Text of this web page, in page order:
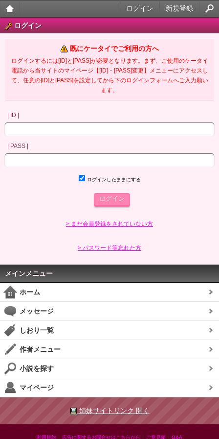
大人
ータ
イ官
新規登録
ログイン
ログイン
既にケータイでご利用の方へ
ログインするには[ID]と[PASS]が必要となります。まず、ご使用のケータイ
電話から当サイトのマイページ【[ID]・[PASS]変更】メニューにアクセスし
て、任意の[ID]と[PASS]を設定してから下のログインフォームへご入力願い
ます。
| ID |
| PASS |
ログインしたままにする
> まだ会員登録をされていない方
> パスワード等忘れた方
メインメニュー
ホーム
メッセージ
しおり一覧
作者メニュー
小説を探す
マイページ
姉妹サイトリンク 開く
利用規約 広告に関するお問合せはこちらから ご意見箱 Q&A